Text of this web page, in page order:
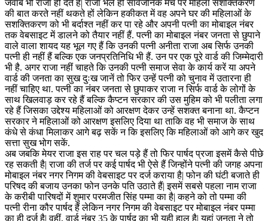
जवाब भी राजा ही देते हैं| राजा भले ही सार्वजनिक मंच पर महिला सशक्तिकरण
की बात करते नहीं थकते हों लेकिन हकीकत में वह अपने घर की महिलाओं के
सशक्तिकरण को भी बर्दाश्त नहीं कर पा रहे और अपनी पत्नी का मोबाइल नंबर
तक वेबसाइट में डालने को तैयार नहीं हैं. पत्नी का मोबाइल नंबर जनता से छुपाने
वाले वाला शायद यह भूल गए हैं कि उनकी पत्नी अनीता राजा अब सिर्फ उनकी
पत्नी ही नहीं हैं बल्कि एक जनप्रतिनिधि भी हैं. उन पर एक पूरे वार्ड की जिम्मेदारी
भी है. अगर राजा नहीं चाहते कि उनकी पत्नी समाज सेवा के कार्य करें या अपने
वार्ड की जनता का सुख दुःख जानें तो फिर उन्हें पत्नी को चुनाव में उतारना ही
नहीं चाहिए था. पत्नी का नंबर जनता से छुपाकर राजा न सिर्फ वार्ड के लोगों के
साथ खिलवाड़ कर रहे हैं बल्कि कैप्टन सरकार की उस मुहिम को भी पलीता लगा
रहे हैं जिसका उद्देश्य महिलाओं को आरक्षण देकर उन्हें सशक्त बनाना था. कैप्टन
सरकार ने महिलाओं को आरक्षण इसलिए दिया था ताकि वह भी समाज के साथ
कंधे से कंधा मिलाकर आगे बढ़ सकें न कि इसलिए कि महिलाओं को आगे कर खुद
सत्ता सुख भोग सकें.
अब जबकि मेयर राजा इस राह पर चल पड़े हैं तो फिर पार्षद प्रजा इसमें कैसे पीछे
रह सकती है| राजा की तर्ज पर कई पार्षद भी ऐसे हैं जिन्होंने पत्नी की जगह अपना
मोबाइल नंबर नगर निगम की वेबसाइट पर दर्ज कराया है| फोन की घंटी बजाते ही
परिषद की बजाय उनका फोन उनके पति उठाते हैं| इसमें सबसे पहला नाम राजा
के करीबी पारिषदों में शुमार परमजीत सिंह पम्मा का है| कहने को तो पम्मा की
पत्नी रीना कौर पार्षद हैं लेकिन नगर निगम की वेबसाइट पर मोबाइल नंबर पम्मा
का ही दर्ज है| वहीं, वार्ड नंबर 35 के पार्षद का भी यही हाल है| यहां जनता ने तो